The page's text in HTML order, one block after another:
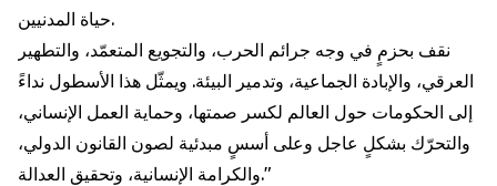
حياة المدنيين.
نقف بحزمٍ في وجه جرائم الحرب، والتجويع المتعمّد، والتطهير
العرقي، والإبادة الجماعية، وتدمير البيئة. ويمثّل هذا الأسطول نداءً
إلى الحكومات حول العالم لكسر صمتها، وحماية العمل الإنساني،
والتحرّك بشكلٍ عاجل وعلى أسسٍ مبدئية لصون القانون الدولي،
والكرامة الإنسانية، وتحقيق العدالة."